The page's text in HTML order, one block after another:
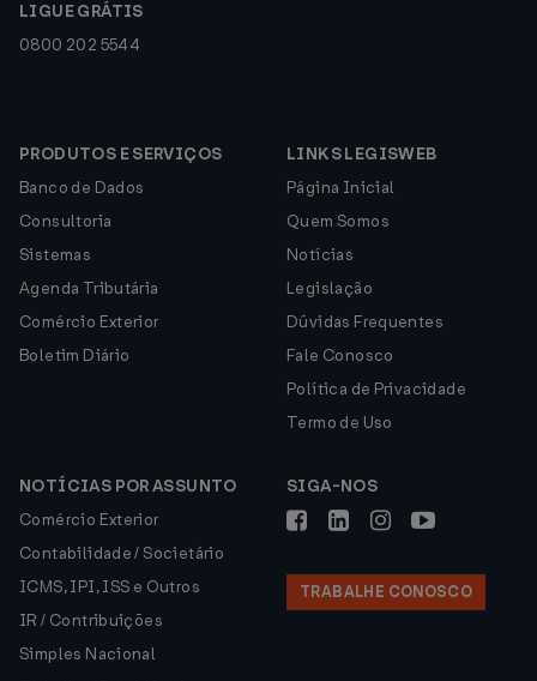
LIGUE GRÁTIS
0800 202 5544
PRODUTOS E SERVIÇOS
Banco de Dados
Consultoria
Sistemas
Agenda Tributária
Comércio Exterior
Boletim Diário
LINKS LEGISWEB
Página Inicial
Quem Somos
Notícias
Legislação
Dúvidas Frequentes
Fale Conosco
Política de Privacidade
Termo de Uso
NOTÍCIAS POR ASSUNTO
Comércio Exterior
Contabilidade / Societário
ICMS, IPI, ISS e Outros
IR / Contribuições
Simples Nacional
SIGA-NOS
TRABALHE CONOSCO